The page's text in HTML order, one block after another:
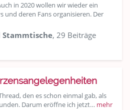
in 2020 wollen wir wieder ein
und deren Fans organisieren. Der
, 29 Beiträge
den es schon einmal gab, als
Darum eröffne ich jetzt… mehr